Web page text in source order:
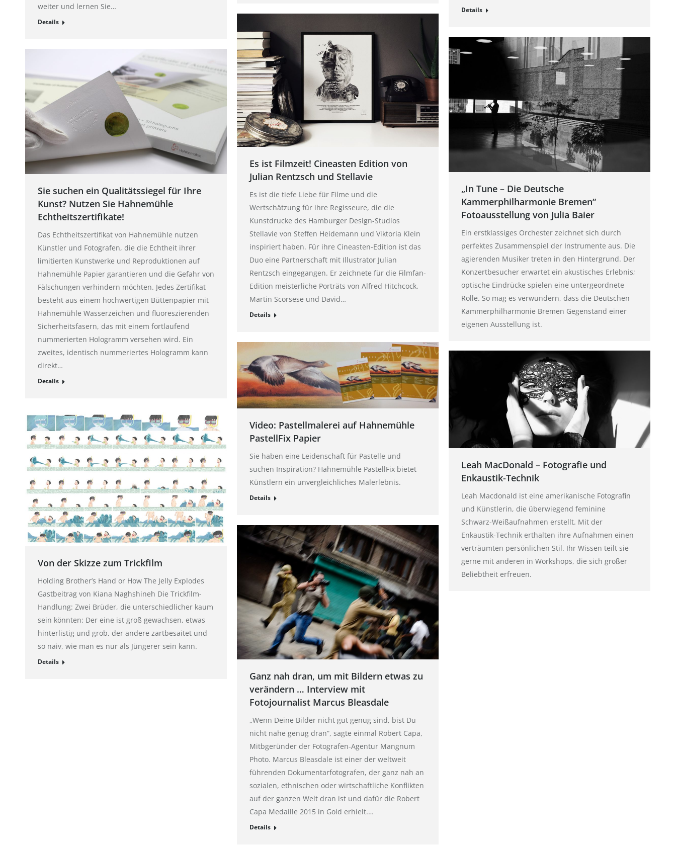
weiter und lernen Sie…
Details
Details
Es ist Filmzeit! Cineasten Edition von
Julian Rentzsch und Stellavie
Es ist die tiefe Liebe für Filme und die
Wertschätzung für ihre Regisseure, die die
Kunstdrucke des Hamburger Design-Studios
Stellavie von Steffen Heidemann und Viktoria Klein
inspiriert haben. Für ihre Cineasten-Edition ist das
Duo eine Partnerschaft mit Illustrator Julian
Rentzsch eingegangen. Er zeichnete für die Filmfan-
Edition meisterliche Porträts von Alfred Hitchcock,
Martin Scorsese und David…
Details
„In Tune – Die Deutsche
Kammerphilharmonie Bremen“
Fotoausstellung von Julia Baier
Ein erstklassiges Orchester zeichnet sich durch
perfektes Zusammenspiel der Instrumente aus. Die
agierenden Musiker treten in den Hintergrund. Der
Konzertbesucher erwartet ein akustisches Erlebnis;
optische Eindrücke spielen eine untergeordnete
Rolle. So mag es verwundern, dass die Deutschen
Kammerphilharmonie Bremen Gegenstand einer
eigenen Ausstellung ist.
Sie suchen ein Qualitätssiegel für Ihre
Kunst? Nutzen Sie Hahnemühle
Echtheitszertifikate!
Das Echtheitszertifikat von Hahnemühle nutzen
Künstler und Fotografen, die die Echtheit ihrer
limitierten Kunstwerke und Reproduktionen auf
Hahnemühle Papier garantieren und die Gefahr von
Fälschungen verhindern möchten. Jedes Zertifikat
besteht aus einem hochwertigen Büttenpapier mit
Hahnemühle Wasserzeichen und fluoreszierenden
Sicherheitsfasern, das mit einem fortlaufend
nummerierten Hologramm versehen wird. Ein
zweites, identisch nummeriertes Hologramm kann
direkt…
Details
Video: Pastellmalerei auf Hahnemühle
PastellFix Papier
Sie haben eine Leidenschaft für Pastelle und
suchen Inspiration? Hahnemühle PastellFix bietet
Künstlern ein unvergleichliches Malerlebnis.
Details
Leah MacDonald – Fotografie und
Enkaustik-Technik
Leah Macdonald ist eine amerikanische Fotografin
und Künstlerin, die überwiegend feminine
Schwarz-Weißaufnahmen erstellt. Mit der
Enkaustik-Technik erthalten ihre Aufnahmen einen
verträumten persönlichen Stil. Ihr Wissen teilt sie
gerne mit anderen in Workshops, die sich großer
Beliebtheit erfreuen.
Von der Skizze zum Trickfilm
Holding Brother’s Hand or How The Jelly Explodes
Gastbeitrag von Kiana Naghshineh Die Trickfilm-
Handlung: Zwei Brüder, die unterschiedlicher kaum
sein könnten: Der eine ist groß gewachsen, etwas
hinterlistig und grob, der andere zartbesaitet und
so naiv, wie man es nur als Jüngerer sein kann.
Details
Ganz nah dran, um mit Bildern etwas zu
verändern … Interview mit
Fotojournalist Marcus Bleasdale
„Wenn Deine Bilder nicht gut genug sind, bist Du
nicht nahe genug dran“, sagte einmal Robert Capa,
Mitbgeründer der Fotografen-Agentur Mangnum
Photo. Marcus Bleasdale ist einer der weltweit
führenden Dokumentarfotografen, der ganz nah an
sozialen, ethnischen oder wirtschaftliche Konflikten
auf der ganzen Welt dran ist und dafür die Robert
Capa Medaille 2015 in Gold erhielt.…
Details